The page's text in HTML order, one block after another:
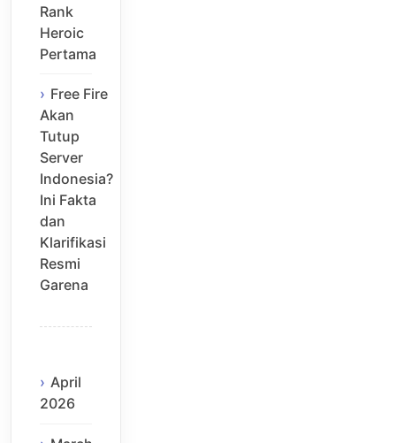
Rank
Heroic
Pertama
Free Fire
Akan
Tutup
Server
Indonesia?
Ini Fakta
dan
Klarifikasi
Resmi
Garena
April
2026